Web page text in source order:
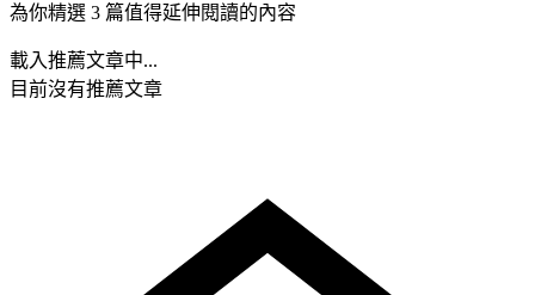
為你精選 3 篇值得延伸閱讀的內容
載入推薦文章中...
目前沒有推薦文章